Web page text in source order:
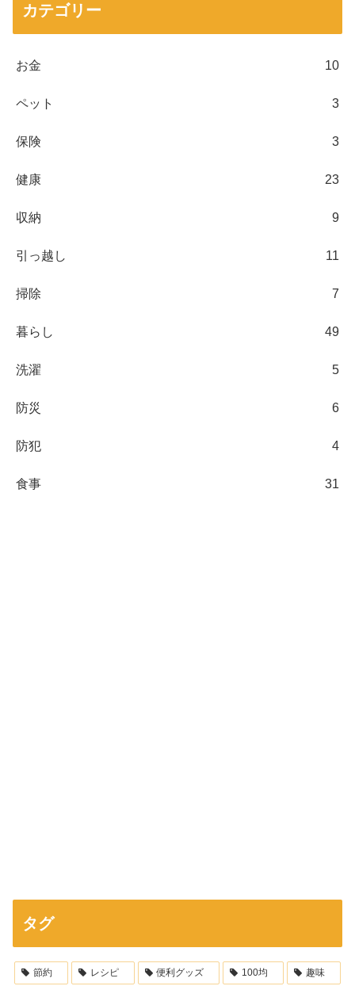
カテゴリー
お金 10
ペット 3
保険 3
健康 23
収納 9
引っ越し 11
掃除 7
暮らし 49
洗濯 5
防災 6
防犯 4
食事 31
タグ
節約 レシピ 便利グッズ 100均 趣味